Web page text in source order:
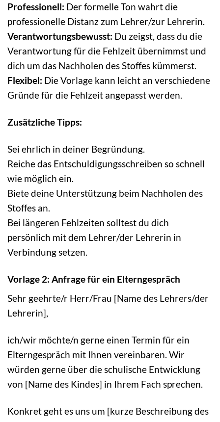
Professionell: Der formelle Ton wahrt die
professionelle Distanz zum Lehrer/zur Lehrerin.
Verantwortungsbewusst: Du zeigst, dass du die
Verantwortung für die Fehlzeit übernimmst und
dich um das Nachholen des Stoffes kümmerst.
Flexibel: Die Vorlage kann leicht an verschiedene
Gründe für die Fehlzeit angepasst werden.
Zusätzliche Tipps:
Sei ehrlich in deiner Begründung.
Reiche das Entschuldigungsschreiben so schnell
wie möglich ein.
Biete deine Unterstützung beim Nachholen des
Stoffes an.
Bei längeren Fehlzeiten solltest du dich
persönlich mit dem Lehrer/der Lehrerin in
Verbindung setzen.
Vorlage 2: Anfrage für ein Elterngespräch
Sehr geehrte/r Herr/Frau [Name des Lehrers/der
Lehrerin],
ich/wir möchte/n gerne einen Termin für ein
Elterngespräch mit Ihnen vereinbaren. Wir
würden gerne über die schulische Entwicklung
von [Name des Kindes] in Ihrem Fach sprechen.
Konkret geht es uns um [kurze Beschreibung des